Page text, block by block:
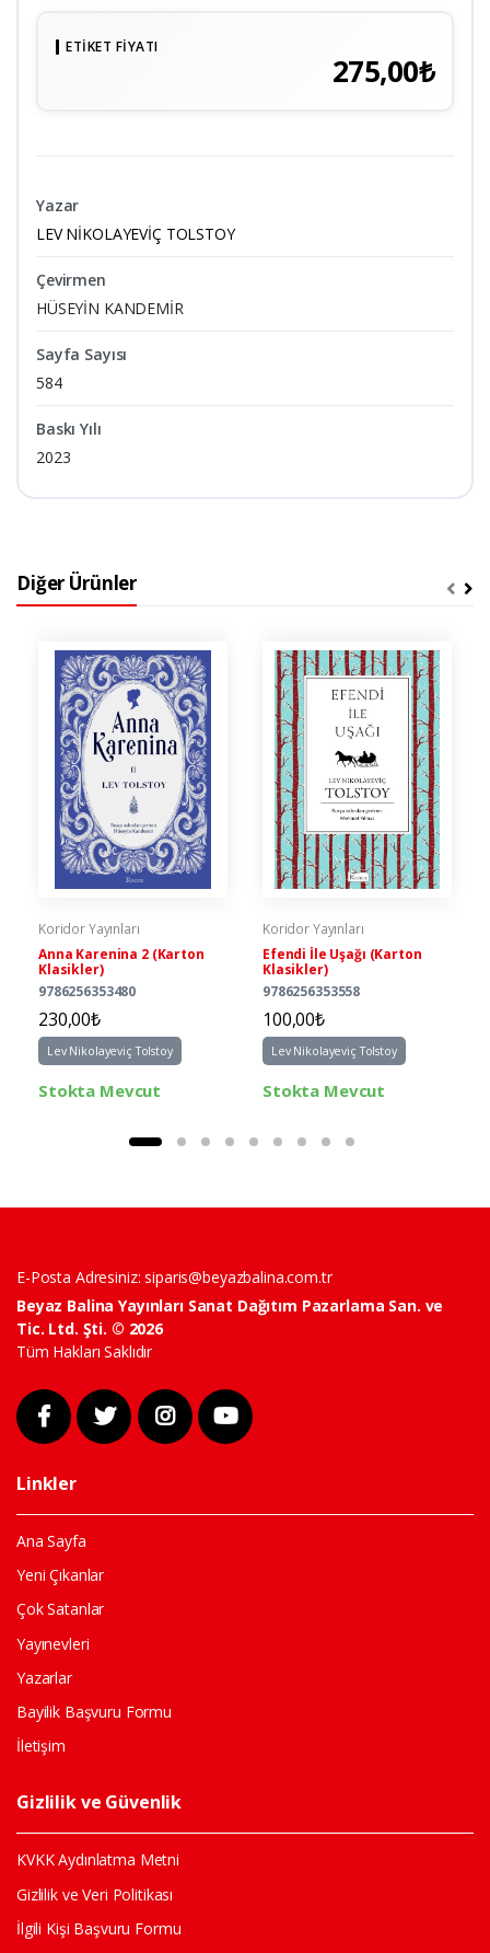
ETIKET FIYATI
275,00₺
Yazar
LEV NİKOLAYEVİÇ TOLSTOY
Çevirmen
HÜSEYİN KANDEMİR
Sayfa Sayısı
584
Baskı Yılı
2023
Diğer Ürünler
Koridor Yayınları
Anna Karenina 2 (Karton
Klasikler)
9786256353480
230,00₺
Lev Nikolayeviç Tolstoy
Stokta Mevcut
Koridor Yayınları
Efendi İle Uşağı (Karton
Klasikler)
9786256353558
100,00₺
Lev Nikolayeviç Tolstoy
Stokta Mevcut
E-Posta Adresiniz:siparis@beyazbalina.com.tr
Beyaz Balina Yayınları Sanat Dağıtım Pazarlama San. ve
Tic. Ltd. Şti. © 2026
Tüm Hakları Saklıdır
Linkler
Ana Sayfa
Yeni Çıkanlar
Çok Satanlar
Yayınevleri
Yazarlar
Bayilik Başvuru Formu
İletişim
Gizlilik ve Güvenlik
KVKK Aydınlatma Metni
Gizlilik ve Veri Politikası
İlgili Kişi Başvuru Formu